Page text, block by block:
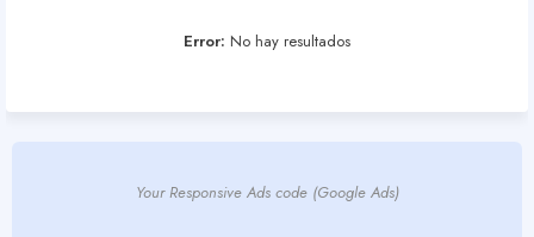
Error: No hay resultados
Your Responsive Ads code (Google Ads)